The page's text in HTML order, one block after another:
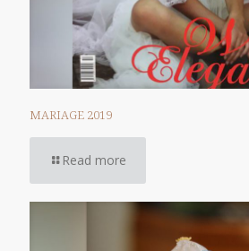
MARIAGE 2019
Read more